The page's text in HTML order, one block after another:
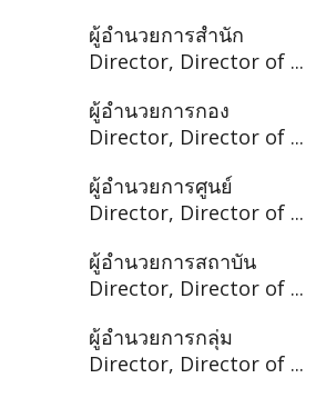
ผู้อำนวยการสำนัก
Director, Director of ...
ผู้อำนวยการกอง
Director, Director of ...
ผู้อำนวยการศูนย์
Director, Director of ...
ผู้อำนวยการสถาบัน
Director, Director of ...
ผู้อำนวยการกลุ่ม
Director, Director of ...